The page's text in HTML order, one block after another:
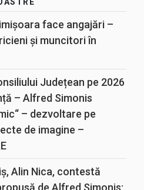
face angajări –
și muncitori în
Județean pe 2026
– Alfred Simonis
– dezvoltare pe
de imagine –
Alin Nica, contestă
de Alfred Simonis: